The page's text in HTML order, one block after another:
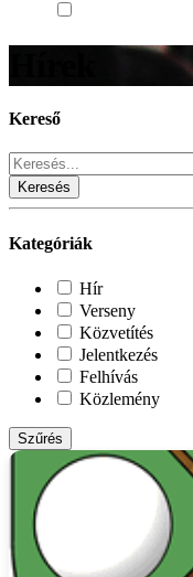
Kereső
Keresés
Kategóriák
Hír
Verseny
Közvetítés
Jelentkezés
Felhívás
Közlemény
Szűrés